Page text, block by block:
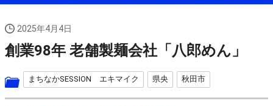
2025年4月4日
創業98年 老舗製麺会社「八郎めん」
まちなかSESSION エキマイク 県央 秋田市